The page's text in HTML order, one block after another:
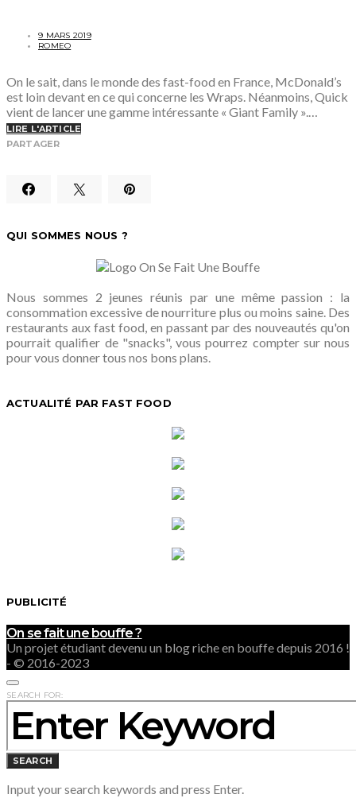
9 MARS 2019
ROMEO
On le sait, dans le monde des fast-food en France, McDonald’s
est loin devant en ce qui concerne les Wraps. Néanmoins, Quick
vient de lancer une gamme intéressante « Giant Family ».…
LIRE L'ARTICLE
PARTAGER
QUI SOMMES NOUS ?
Nous sommes 2 jeunes réunis par une même passion : la
consommation excessive de nourriture plus ou moins saine. Des
restaurants aux fast food, en passant par des nouveautés qu'on
pourrait qualifier de "snacks", vous pourrez compter sur nous
pour vous donner tous nos bons plans.
ACTUALITÉ PAR FAST FOOD
PUBLICITÉ
On se fait une bouffe ?
Un projet étudiant devenu un blog riche en bouffe depuis 2016 !
- © 2016-2023
SEARCH FOR:
SEARCH
Input your search keywords and press Enter.